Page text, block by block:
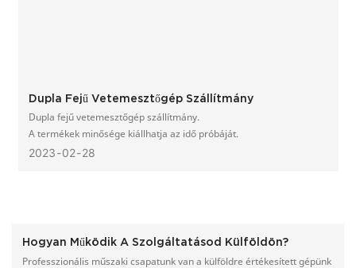
Dupla Fejű Vetemesztőgép Szállítmány
Dupla fejű vetemesztőgép szállítmány.
A termékek minősége kiállhatja az idő próbáját.
2023 02 28
Hogyan Működik A Szolgáltatásod Külföldön?
Professzionális műszaki csapatunk van a külföldre értékesített gépünk